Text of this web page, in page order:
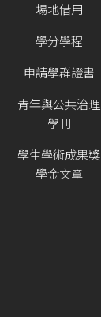
場地借用
學分學程
申請學群證書
青年與公共治理
學刊
學生學術成果獎
學金文章